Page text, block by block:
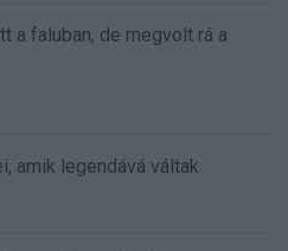
a faluban, de megvolt rá a
amik legendává váltak